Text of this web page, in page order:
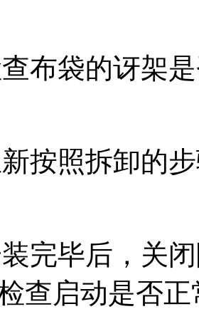
袋的讶架是
照拆卸的步
毕后，关闭
查启动是否正